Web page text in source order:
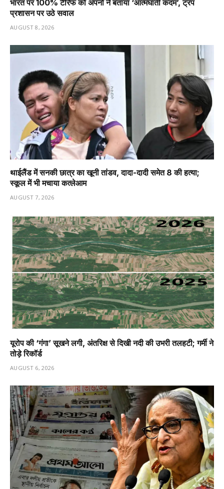
भारत पर 100% टैरिफ को अपनों ने बताया ‘आत्मघाती कदम’, ट्रंप
प्रशासन पर उठे सवाल
AUGUST 8, 2026
थाईलैंड में सनकी छात्र का खूनी तांडव, दादा-दादी समेत 8 की हत्या;
स्कूल में भी मचाया कत्लेआम
AUGUST 7, 2026
यूरोप की ‘गंगा’ सूखने लगी, अंतरिक्ष से दिखी नदी की उभरी तलहटी; गर्मी ने
तोड़े रिकॉर्ड
AUGUST 6, 2026